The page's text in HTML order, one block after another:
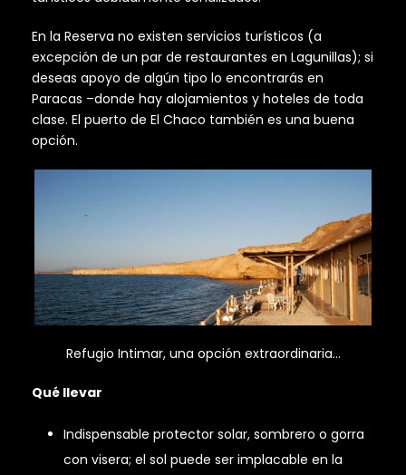
En la Reserva no existen servicios turísticos (a
excepción de un par de restaurantes en Lagunillas); si
deseas apoyo de algún tipo lo encontrarás en
Paracas –donde hay alojamientos y hoteles de toda
clase. El puerto de El Chaco también es una buena
opción.
Refugio Intimar, una opción extraordinaria…
Qué llevar
Indispensable protector solar, sombrero o gorra
con visera; el sol puede ser implacable en la